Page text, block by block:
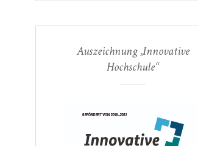
Auszeichnung „Innovative
Hochschule“